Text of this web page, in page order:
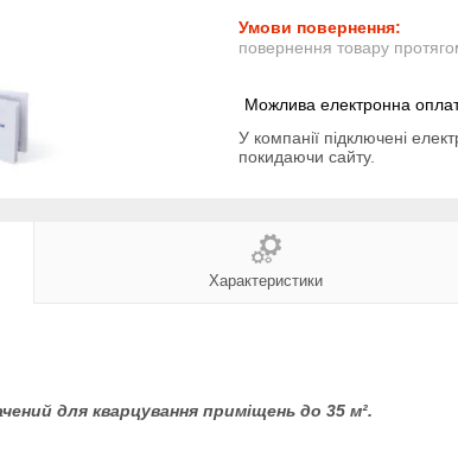
повернення товару
У компанії підключені
покидаючи сайту.
Характеристики
для кварцування приміщень до 35 м².